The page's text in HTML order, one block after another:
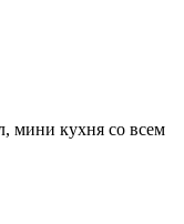
мини кухня со всем